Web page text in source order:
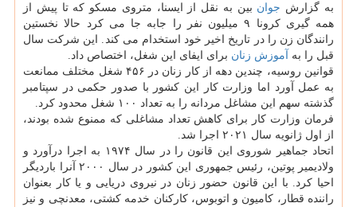
به گزارش جوان بین به نقل از ایسنا، متروی مسکو که تا پیش از
همه گیری کرونا ۹ میلیون نفر را جابه جا می کرد حالا نخستین
رانندگان زن را در تاریخ اخیر خود استخدام می کند. این شرکت سال
قبل را به آموزش زنان برای ایفای این شغل، اختصاص داد.
قوانین روسیه، چندین دهه از کار زنان در ۴۵۶ شغل مختلف ممانعت
به عمل آورد اما وزارت کار این کشور با صدور حکمی در سپتامبر
گذشته سهم این مشاغل مردانه را به تعداد ۱۰۰ شغل محدود کرد.
فرمان وزارت کار برای کاهش تعداد مشاغلی که ممنوع شده بودند،
از اول ژانویه سال ۲۰۲۱ اجرا شد.
اتحاد جماهیر شوروی این قانون را در سال ۱۹۷۴ به اجرا درآورد و
ولادیمیر پوتین، رئیس جمهوری این کشور در سال ۲۰۰۰ آنرا باردیگر
احیا کرد. با این قانون حضور زنان در نیروی دریایی و یا کار بعنوان
راننده قطار، کامیون و اتوبوس، کارکنان خدمه کشتی، معدنچی و نیز